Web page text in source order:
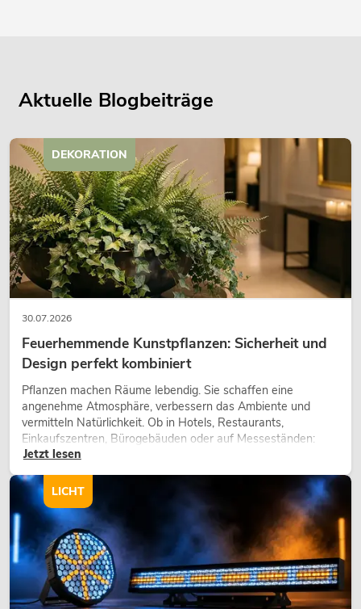
Aktuelle Blogbeiträge
30.07.2026
Feuerhemmende Kunstpflanzen: Sicherheit und
Design perfekt kombiniert
Pflanzen machen Räume lebendig. Sie schaffen eine
angenehme Atmosphäre, verbessern das Ambiente und
vermitteln Natürlichkeit. Ob in Hotels, Restaurants,
Einkaufszentren, Bürogebäuden oder auf Messeständen:
eine hochwertige Begrünung gehört heute längst zum
Jetzt lesen
DEKORATION
LICHT